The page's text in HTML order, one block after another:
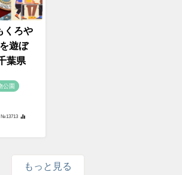
くろや
遊ぼ
葉県
公園
もっと見る